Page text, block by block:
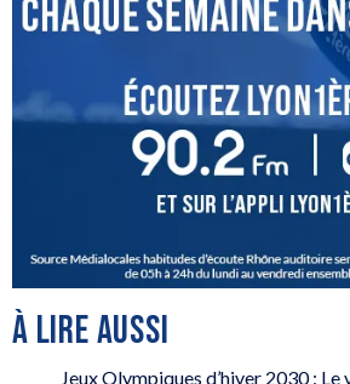
À LIRE AUSSI
Jeux Olympiques d’hiver 2030 :